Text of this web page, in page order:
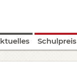
Schulpreis